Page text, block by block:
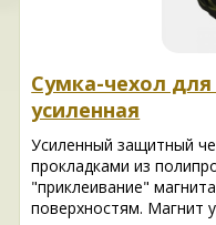
Сумка-чехол
усиленная
Усиленный защитный
прокладками из
"приклеивание"
поверхностям. Магнит